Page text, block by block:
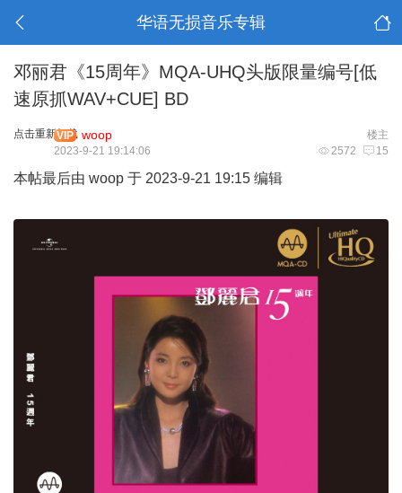
华语无损音乐专辑
邓丽君《15周年》MQA-UHQ头版限量编号[低
速原抓WAV+CUE] BD
点击重新加载 楼主
VIP woop
2572 15
2023-9-21 19:14:06
本帖最后由 woop 于 2023-9-21 19:15 编辑